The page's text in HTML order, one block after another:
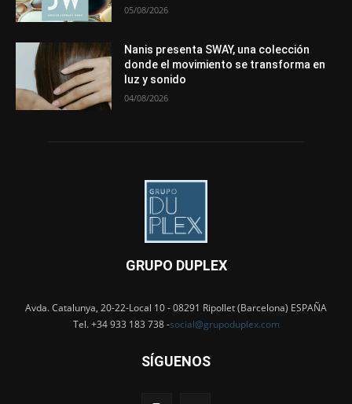
05/08/2026
Nanis presenta SWAY, una colección
donde el movimiento se transforma en
luz y sonido
04/08/2026
GRUPO DUPLEX
Avda. Catalunya, 20-22-Local 10 - 08291 Ripollet (Barcelona) ESPAÑA
Tel. +34 933 183 738 -social@grupoduplex.com
SÍGUENOS